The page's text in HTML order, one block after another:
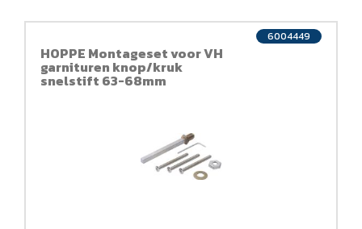
HOPPE Montageset voor VH
garnituren knop/kruk
snelstift 63-68mm
6004449